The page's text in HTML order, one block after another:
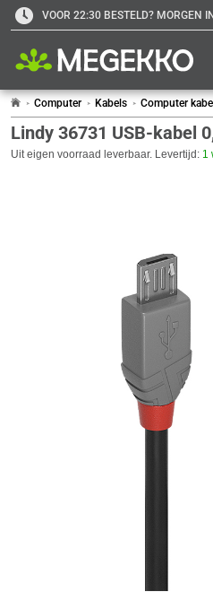
VOOR 22:30 BESTELD? MORGEN
Computer Kabels Computer
Lindy 36731 USB-kabel
Uit eigen voorraad leverbaar. Levertijd: 1